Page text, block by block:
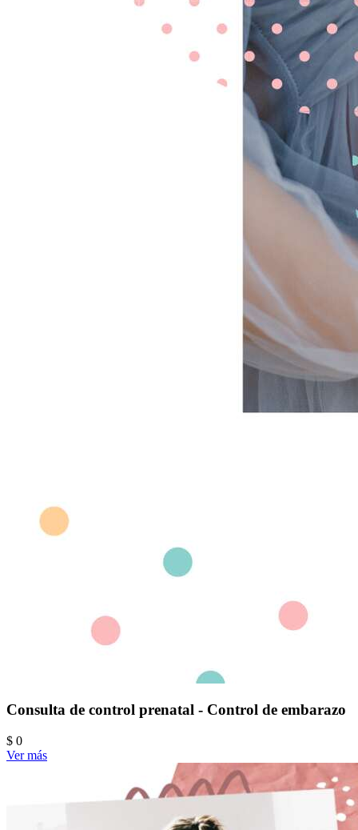
Consulta de control prenatal - Control de embarazo
$ 0
Ver más